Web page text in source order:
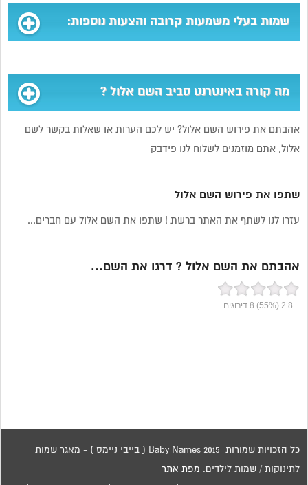
שמות בעלי משמעות קרובה והצעות נוספות:
מה קורה באינטרנט סביב השם אלול ?
אהבתם את פירוש השם אלול? יש לכם הערות או שאלות בקשר לשם
אלול, אתם מוזמנים לשלוח לנו פידבק
שתפו את פירוש השם אלול
עזרו לנו לשתף את האתר ברשת ! שתפו את השם אלול עם חברים...
אהבתם את השם אלול ? דרגו את השם...
2.8
(55%)
8דירוגים
כל הזכויות שמורות 2015 Baby Names ( בייבי ניימס ) - מאגר שמות
לתינוקות / שמות לילדים. מפת אתר